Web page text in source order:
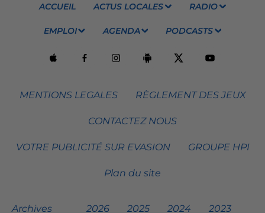
ACCUEIL ACTUS LOCALES RADIO
EMPLOI AGENDA PODCASTS
MENTIONS LEGALES RÈGLEMENT DES JEUX
CONTACTEZ NOUS
VOTRE PUBLICITÉ SUR EVASION GROUPE HPI
Plan du site
Archives 2026 2025 2024 2023